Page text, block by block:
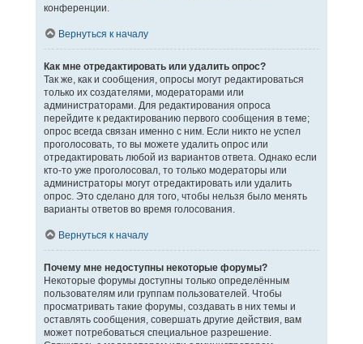
конференции.
Вернуться к началу
Как мне отредактировать или удалить опрос?
Так же, как и сообщения, опросы могут редактироваться
только их создателями, модераторами или
администраторами. Для редактирования опроса
перейдите к редактированию первого сообщения в теме;
опрос всегда связан именно с ним. Если никто не успел
проголосовать, то вы можете удалить опрос или
отредактировать любой из вариантов ответа. Однако если
кто-то уже проголосовал, то только модераторы или
администраторы могут отредактировать или удалить
опрос. Это сделано для того, чтобы нельзя было менять
варианты ответов во время голосования.
Вернуться к началу
Почему мне недоступны некоторые форумы?
Некоторые форумы доступны только определённым
пользователям или группам пользователей. Чтобы
просматривать такие форумы, создавать в них темы и
оставлять сообщения, совершать другие действия, вам
может потребоваться специальное разрешение.